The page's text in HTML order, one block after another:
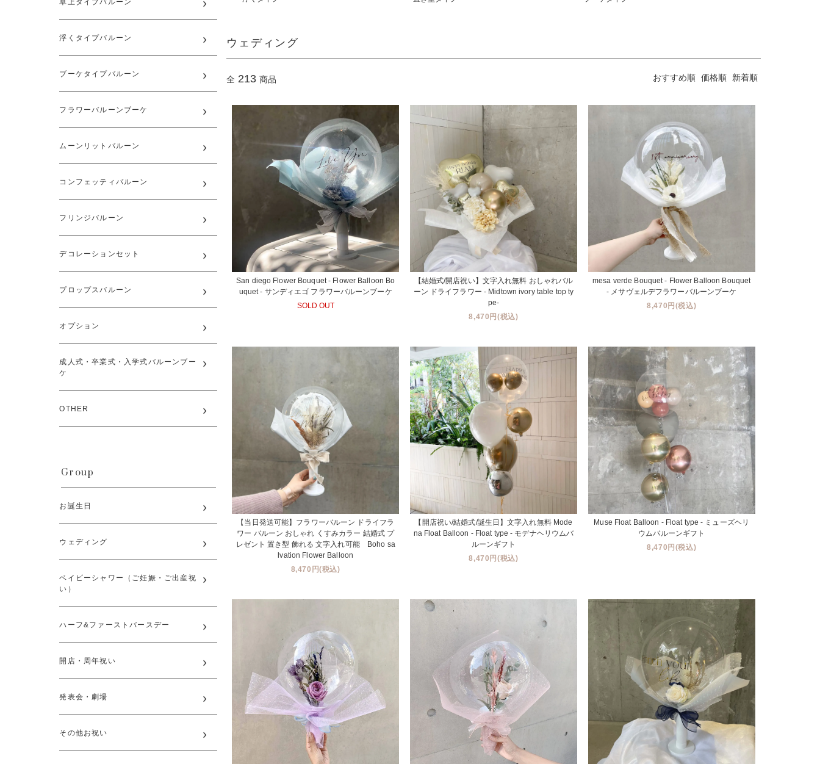
ウェディング
全 213 商品 おすすめ順 価格順 新着順
San diego Flower Bouquet - Flower Balloon Bo
uquet - サンディエゴ フラワーバルーンブーケ
SOLD OUT
【結婚式/開店祝い】文字入れ無料 おしゃれバル
ーン ドライフラワー - Midtown ivory table top ty
pe-
8,470円(税込)
mesa verde Bouquet - Flower Balloon Bouquet
- メサヴェルデフラワーバルーンブーケ
8,470円(税込)
【当日発送可能】フラワーバルーン ドライフラ
ワー バルーン おしゃれ くすみカラー 結婚式 プ
レゼント 置き型 飾れる 文字入れ可能 Boho sa
lvation Flower Balloon
8,470円(税込)
【開店祝い/結婚式/誕生日】文字入れ無料 Mode
na Float Balloon - Float type - モデナヘリウムバ
ルーンギフト
8,470円(税込)
Muse Float Balloon - Float type - ミューズヘリ
ウムバルーンギフト
8,470円(税込)
卓上タイプバルーン
浮くタイプバルーン
ブーケタイプバルーン
フラワーバルーンブーケ
ムーンリットバルーン
コンフェッティバルーン
フリンジバルーン
デコレーションセット
プロップスバルーン
オプション
成人式・卒業式・入学式バルーンブー
ケ
OTHER
Group
お誕生日
ウェディング
ベイビーシャワー（ご妊娠・ご出産祝
い）
ハーフ&ファーストバースデー
開店・周年祝い
発表会・劇場
その他お祝い